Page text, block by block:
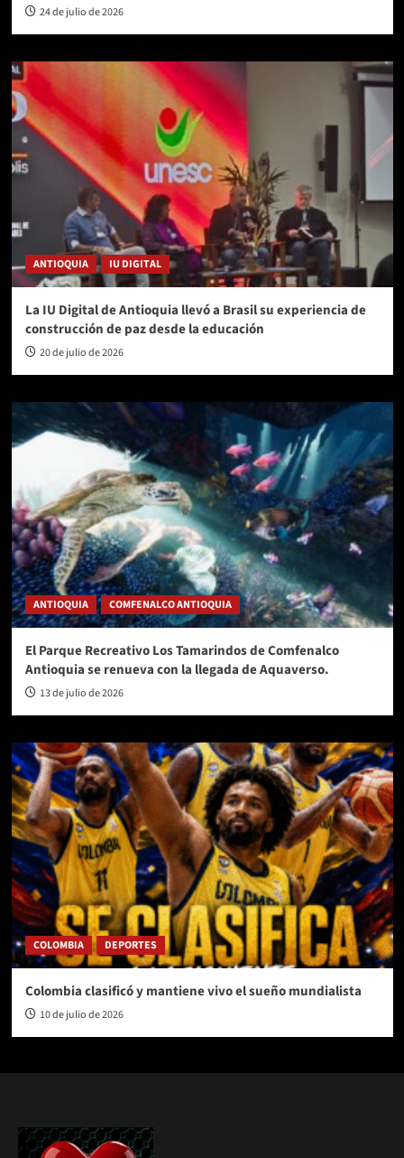
24 de julio de 2026
ANTIOQUIA IU DIGITAL
La IU Digital de Antioquia llevó a Brasil su experiencia de
construcción de paz desde la educación
20 de julio de 2026
ANTIOQUIA COMFENALCO ANTIOQUIA
El Parque Recreativo Los Tamarindos de Comfenalco
Antioquia se renueva con la llegada de Aquaverso.
13 de julio de 2026
COLOMBIA DEPORTES
Colombia clasificó y mantiene vivo el sueño mundialista
10 de julio de 2026